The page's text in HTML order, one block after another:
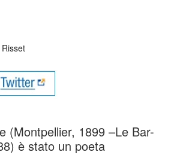
(Montpellier, 1899 –Le Bar-
è stato un poeta